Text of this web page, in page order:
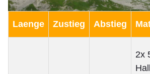
Laenge Zustieg Abstieg
2x